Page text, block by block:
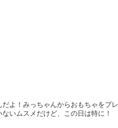
よ！みっちゃんからおもちゃをプ
いムスメだけど、この日は特に！